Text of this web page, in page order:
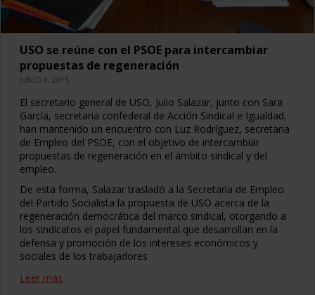
USO se reúne con el PSOE para intercambiar
propuestas de regeneración
JUNIO 8, 2015
El secretario general de USO, Julio Salazar, junto con Sara
García, secretaria confederal de Acción Sindical e Igualdad,
han mantenido un encuentro con Luz Rodríguez, secretaria
de Empleo del PSOE, con el objetivo de intercambiar
propuestas de regeneración en el ámbito sindical y del
empleo.
De esta forma, Salazar trasladó a la Secretaria de Empleo
del Partido Socialista la propuesta de USO acerca de la
regeneración democrática del marco sindical, otorgando a
los sindicatos el papel fundamental que desarrollan en la
defensa y promoción de los intereses económicos y
sociales de los trabajadores
Leer más